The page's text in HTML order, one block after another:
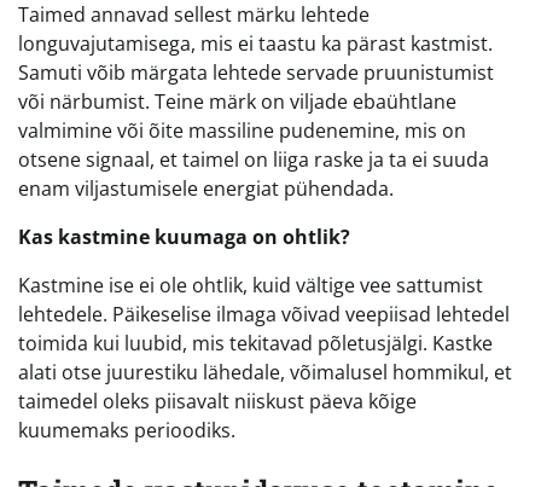
Taimed annavad sellest märku lehtede
longuvajutamisega, mis ei taastu ka pärast kastmist.
Samuti võib märgata lehtede servade pruunistumist
või närbumist. Teine märk on viljade ebaühtlane
valmimine või õite massiline pudenemine, mis on
otsene signaal, et taimel on liiga raske ja ta ei suuda
enam viljastumisele energiat pühendada.
Kas kastmine kuumaga on ohtlik?
Kastmine ise ei ole ohtlik, kuid vältige vee sattumist
lehtedele. Päikeselise ilmaga võivad veepiisad lehtedel
toimida kui luubid, mis tekitavad põletusjälgi. Kastke
alati otse juurestiku lähedale, võimalusel hommikul, et
taimedel oleks piisavalt niiskust päeva kõige
kuumemaks perioodiks.